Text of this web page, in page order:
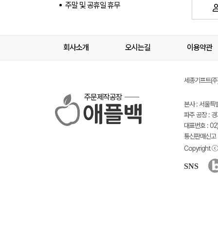
주말 및 공휴일 휴무
회사소개 오시는길 이용약관
주문제작공장
세종기프트(
본사 : 서울
파주 공장 :
대표번호 :
통신판매신
Copyright ⓒ
SNS